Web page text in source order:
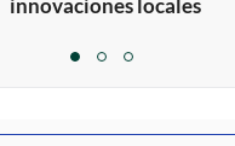
innovaciones locales
itemitemitem